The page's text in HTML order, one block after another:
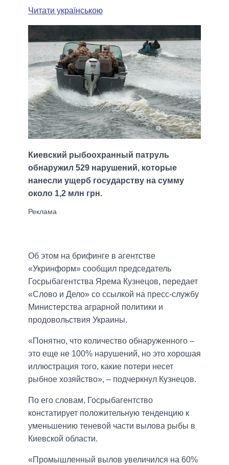
Читати українською
Киевский рыбоохранный патруль
обнаружил 529 нарушений, которые
нанесли ущерб государству на сумму
около 1,2 млн грн.
Об этом на брифинге в агентстве
«Укринформ» сообщил председатель
Госрыбагентства Ярема Кузнецов, передает
«Слово и Дело» со ссылкой на пресс-службу
Министерства аграрной политики и
продовольствия Украины.
«Понятно, что количество обнаруженного –
это еще не 100% нарушений, но это хорошая
иллюстрация того, какие потери несет
рыбное хозяйство», – подчеркнул Кузнецов.
По его словам, Госрыбагентство
констатирует положительную тенденцию к
уменьшению теневой части вылова рыбы в
Киевской области.
«Промышленный вылов увеличился на 60%